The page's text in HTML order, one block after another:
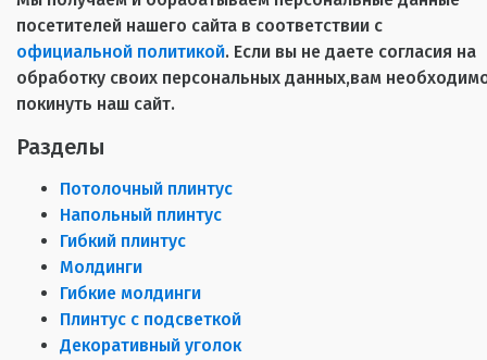
посетителей нашего сайта в соответствии с
официальной политикой. Если вы не даете согласия на
обработку своих персональных данных,вам
покинуть наш сайт.
Разделы
Потолочный плинтус
Напольный плинтус
Гибкий плинтус
Молдинги
Гибкие молдинги
Плинтус с подсветкой
Декоративный уголок